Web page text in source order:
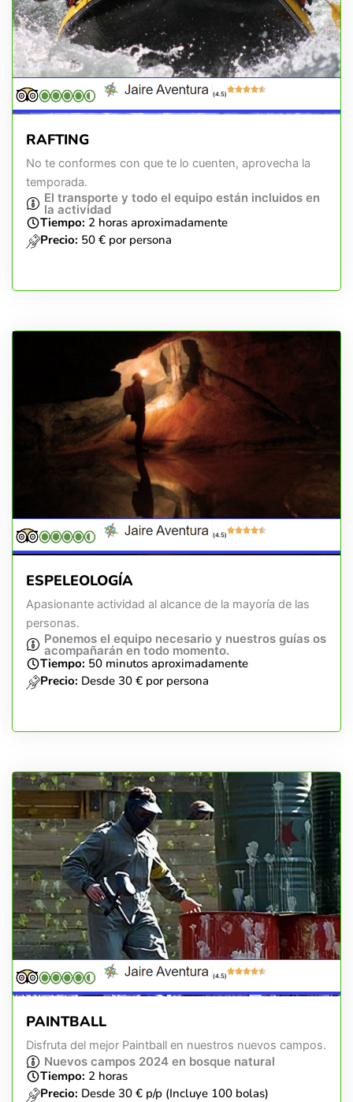
(4.5)
RAFTING
No te conformes con que te lo cuenten, aprovecha la
temporada.
El transporte y todo el equipo están incluidos en
la actividad
Tiempo: 2 horas aproximadamente
Precio: 50 € por persona
(4.5)
ESPELEOLOGÍA
Apasionante actividad al alcance de la mayoría de las
personas.
Ponemos el equipo necesario y nuestros guías os
acompañarán en todo momento.
Tiempo: 50 minutos aproximadamente
Precio: Desde 30 € por persona
(4.5)
PAINTBALL
Disfruta del mejor Paintball en nuestros nuevos campos.
Nuevos campos 2024 en bosque natural
Tiempo: 2 horas
Precio: Desde 30 € p/p (Incluye 100 bolas)